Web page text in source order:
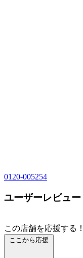
0120-005254
ユーザーレビュー
この店舗を応援する！
ここから応援